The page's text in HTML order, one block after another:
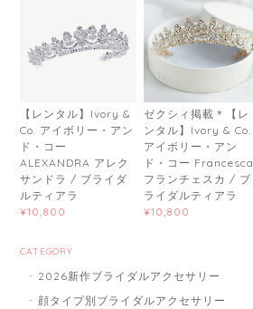
【レンタル】Ivory &
Co. アイボリー・アン
ド・コー
ALEXANDRA アレク
サンドラ / ブライダ
ルティアラ
¥10,800
ゼクシィ掲載＊【レ
ンタル】Ivory & Co.
アイボリー・アン
ド・コー Francesca
フランチェスカ / ブ
ライダルティアラ
¥10,800
CATEGORY
2026新作ブライダルアクセサリー
顔タイプ別ブライダルアクセサリー